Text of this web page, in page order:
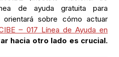
de ayuda gratuita para
sobre cómo actuar
– 017 Línea de Ayuda en
hacia otro lado es crucial.